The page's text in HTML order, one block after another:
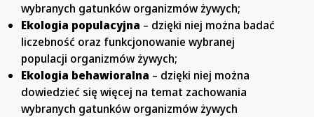
wybranych gatunków organizmów żywych;
Ekologia populacyjna – dzięki niej można badać
liczebność oraz funkcjonowanie wybranej
populacji organizmów żywych;
Ekologia behawioralna – dzięki niej można
dowiedzieć się więcej na temat zachowania
wybranych gatunków organizmów żywych